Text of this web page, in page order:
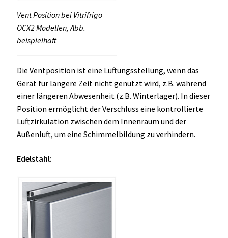
Vent Position bei Vitrifrigo
OCX2 Modellen, Abb.
beispielhaft
Die Ventposition ist eine Lüftungsstellung, wenn das
Gerät für längere Zeit nicht genutzt wird, z.B. während
einer längeren Abwesenheit (z.B. Winterlager). In dieser
Position ermöglicht der Verschluss eine kontrollierte
Luftzirkulation zwischen dem Innenraum und der
Außenluft, um eine Schimmelbildung zu verhindern.
Edelstahl: